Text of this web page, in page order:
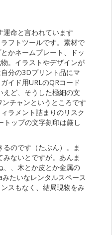
命と言われています
フトツールです。素材で
かネームプレート、ドッ
。イラストやデザインが
分の3Dプリント品にマ
イド用URLのQRコード
ど、そうした極細の文
チャンというところです
ラメント詰まりのリスク
ップの文字刻印は厳し
のです（たぶん）。ま
ないとですが。あんま
、、木とか皮とか金属の
たいなレンタルスペース
スもなく、結局現物をみ